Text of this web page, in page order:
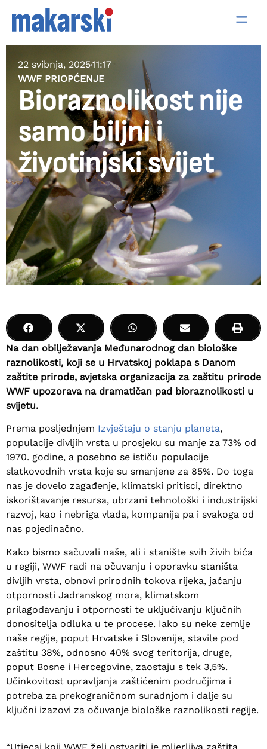
22 svibnja, 202511:17
WWF PRIOPĆENJE
Bioraznolikost nije
samo biljni i
životinjski svijet
Na dan obilježavanja Međunarodnog dan biološke
raznolikosti, koji se u Hrvatskoj poklapa s Danom
zaštite prirode, svjetska organizacija za zaštitu prirode
WWF upozorava na dramatičan pad bioraznolikosti u
svijetu.
Prema posljednjem Izvještaju o stanju planeta,
populacije divljih vrsta u prosjeku su manje za 73% od
1970. godine, a posebno se ističu populacije
slatkovodnih vrsta koje su smanjene za 85%. Do toga
nas je dovelo zagađenje, klimatski pritisci, direktno
iskorištavanje resursa, ubrzani tehnološki i industrijski
razvoj, kao i nebriga vlada, kompanija pa i svakoga od
nas pojedinačno.
Kako bismo sačuvali naše, ali i stanište svih živih bića
u regiji, WWF radi na očuvanju i oporavku staništa
divljih vrsta, obnovi prirodnih tokova rijeka, jačanju
otpornosti Jadranskog mora, klimatskom
prilagođavanju i otpornosti te uključivanju ključnih
donositelja odluka u te procese. Iako su neke zemlje
naše regije, poput Hrvatske i Slovenije, stavile pod
zaštitu 38%, odnosno 40% svog teritorija, druge,
poput Bosne i Hercegovine, zaostaju s tek 3,5%.
Učinkovitost upravljanja zaštićenim područjima i
potreba za prekograničnom suradnjom i dalje su
ključni izazovi za očuvanje biološke raznolikosti regije.